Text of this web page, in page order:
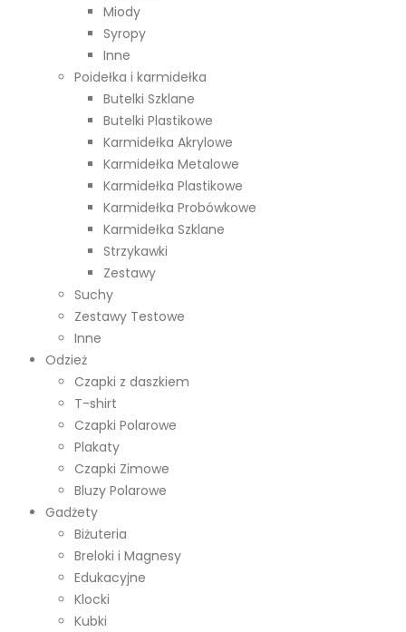
Miody
Syropy
Inne
Poidełka i karmidełka
Butelki Szklane
Butelki Plastikowe
Karmidełka Akrylowe
Karmidełka Metalowe
Karmidełka Plastikowe
Karmidełka Probówkowe
Karmidełka Szklane
Strzykawki
Zestawy
Suchy
Zestawy Testowe
Inne
Odzież
Czapki z daszkiem
T-shirt
Czapki Polarowe
Plakaty
Czapki Zimowe
Bluzy Polarowe
Gadżety
Biżuteria
Breloki i Magnesy
Edukacyjne
Klocki
Kubki